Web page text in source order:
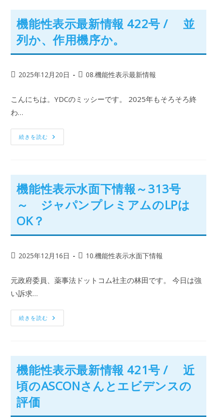
機能性表示最新情報 422号 / 並
列か、作用機序か。
2025年12月20日 08.機能性表示最新情報
こんにちは。YDCのミッシーです。 2025年もそろそろ終
わ…
続きを読む
機能性表示水面下情報～313号
～ ジャパンプレミアムのLPは
OK？
2025年12月16日 10.機能性表示水面下情報
元政府委員、薬事法ドットコム社主の林田です。 今日は強
い訴求…
続きを読む
機能性表示最新情報 421号 / 近
頃のASCONさんとエビデンスの
評価